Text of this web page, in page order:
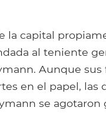
la capital
al teniente
Aunque sus
en el papel, las
se agotaron